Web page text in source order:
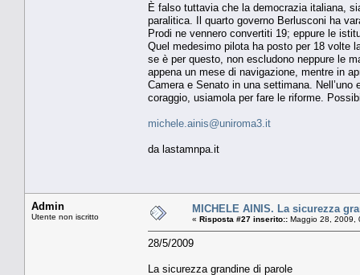
È falso tuttavia che la democrazia italiana,
paralitica. Il quarto governo Berlusconi ha
Prodi ne vennero convertiti 19; eppure le
Quel medesimo pilota ha posto per 18 volte
se è per questo, non escludono neppure le
appena un mese di navigazione, mentre in
Camera e Senato in una settimana.
coraggio, usiamola per fare le riforme.
michele.ainis@uniroma3.it
da lastamnpa.it
Admin
Utente non iscritto
MICHELE AINIS. La sicurezza
« Risposta #27 inserito:: Maggio 28, 2009,
28/5/2009
La sicurezza grandine di parole